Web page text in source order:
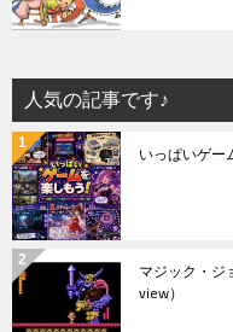
人気の記事です♪
いっぱいゲー
マジック・ジ
view）